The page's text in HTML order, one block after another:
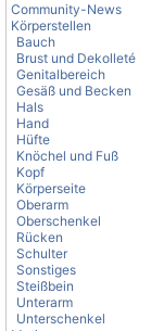
Community-News
Körperstellen
Bauch
Brust und Dekolleté
Genitalbereich
Gesäß und Becken
Hals
Hand
Hüfte
Knöchel und Fuß
Kopf
Körperseite
Oberarm
Oberschenkel
Rücken
Schulter
Sonstiges
Steißbein
Unterarm
Unterschenkel